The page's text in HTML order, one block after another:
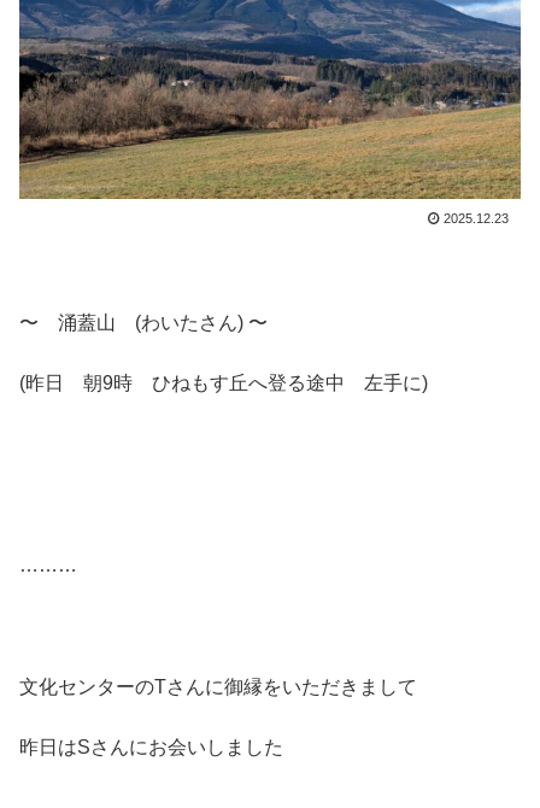
2025.12.23
〜 涌蓋山 (わいたさん) 〜
(昨日 朝9時 ひねもす丘へ登る途中 左手に)
………
文化センターのTさんに御縁をいただきまして
昨日はSさんにお会いしました